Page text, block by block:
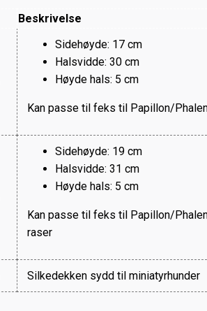
Beskrivelse
Sidehøyde: 17 cm
Halsvidde: 30 cm
Høyde hals: 5 cm
Kan passe til feks til Papillon/
Sidehøyde: 19 cm
Halsvidde: 31 cm
Høyde hals: 5 cm
Kan passe til feks til Papillon/
raser
Silkedekken sydd til miniatyrhunder